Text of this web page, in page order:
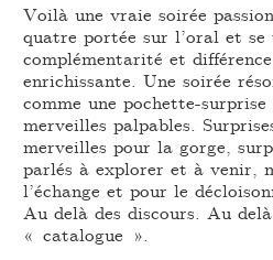
Voilà une vraie soirée
quatre portée sur l’oral et
complémentarité et différence
enrichissante. Une soirée
comme une pochette-
merveilles palpables.
merveilles pour la gorge,
parlés à explorer et à venir,
l’échange et pour le
Au delà des discours. Au
« catalogue ».